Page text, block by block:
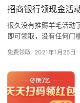
招商银行领现金活
很久没有推薅羊毛活动
即可领取，没有任何门
参与…
免费领取 2021年1月25日